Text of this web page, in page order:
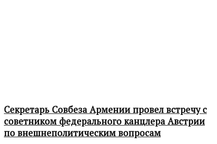
Секретарь Совбеза Армении провел встречу с
советником федерального канцлера Австрии
по внешнеполитическим вопросам